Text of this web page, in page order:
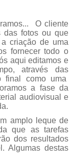
O cliente
das fotos ou que
criação de uma
fornecer todo o
aqui editamos e
através das
final como uma
a fase da
audiovisual e
amplo leque de
que as tarefas
dos resultados
Algumas destas